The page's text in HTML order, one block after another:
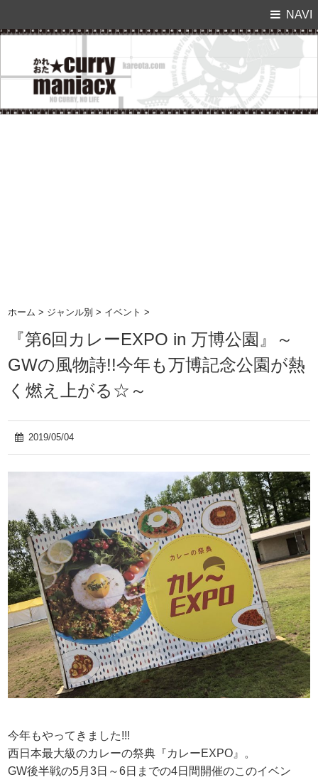
NAVI
ホーム > ジャンル別 > イベント >
『第6回カレーEXPO in 万博公園』～
GWの風物詩!!今年も万博記念公園が熱
く燃え上がる☆～
2019/05/04
今年もやってきました!!!
西日本最大級のカレーの祭典『カレーEXPO』。
GW後半戦の5月3日～6日までの4日間開催のこのイベン